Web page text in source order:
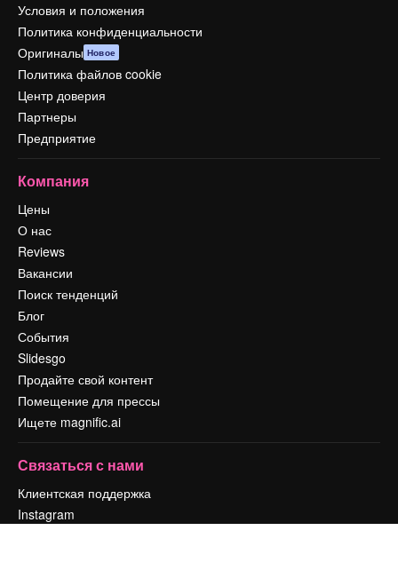
Условия и положения
Политика конфиденциальности
Оригиналы Новое
Политика файлов cookie
Центр доверия
Партнеры
Предприятие
Компания
Цены
О нас
Reviews
Вакансии
Поиск тенденций
Блог
События
Slidesgo
Продайте свой контент
Помещение для прессы
Ищете magnific.ai
Связаться с нами
Клиентская поддержка
Instagram